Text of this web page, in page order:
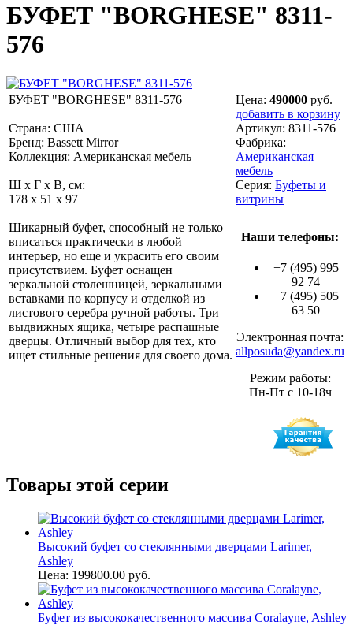
БУФЕТ "BORGHESE" 8311-
576
БУФЕТ "BORGHESE" 8311-576
Страна: США
Бренд: Bassett Mirror
Коллекция: Американская мебель
Ш x Г x В, см:
178 x 51 x 97
Шикарный буфет, способный не только
вписаться практически в любой
интерьер, но еще и украсить его своим
присутствием. Буфет оснащен
зеркальной столешницей, зеркальными
вставками по корпусу и отделкой из
листового серебра ручной работы. Три
выдвижных ящика, четыре распашные
дверцы. Отличный выбор для тех, кто
ищет стильные решения для своего дома.
Цена: 490000 руб.
добавить в корзину
Артикул: 8311-576
Фабрика:
Американская
мебель
Серия: Буфеты и
витрины
Наши телефоны:
+7 (495) 995
92 74
+7 (495) 505
63 50
Электронная почта:
allposuda@yandex.ru
Режим работы:
Пн-Пт с 10-18ч
Товары этой серии
Высокий буфет со стеклянными дверцами Larimer,
Ashley
Цена: 199800.00 руб.
Буфет из высококачественного массива Coralayne, Ashley